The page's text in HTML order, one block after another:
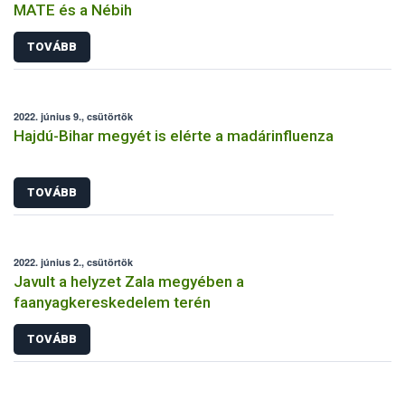
MATE és a Nébih
TOVÁBB
2022. június 9., csütörtök
Hajdú-Bihar megyét is elérte a madárinfluenza
TOVÁBB
2022. június 2., csütörtök
Javult a helyzet Zala megyében a
faanyagkereskedelem terén
TOVÁBB